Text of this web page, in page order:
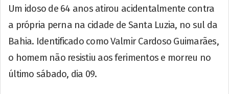
Um idoso de 64 anos atirou acidentalmente contra
a própria perna na cidade de Santa Luzia, no sul da
Bahia. Identificado como Valmir Cardoso Guimarães,
o homem não resistiu aos ferimentos e morreu no
último sábado, dia 09.